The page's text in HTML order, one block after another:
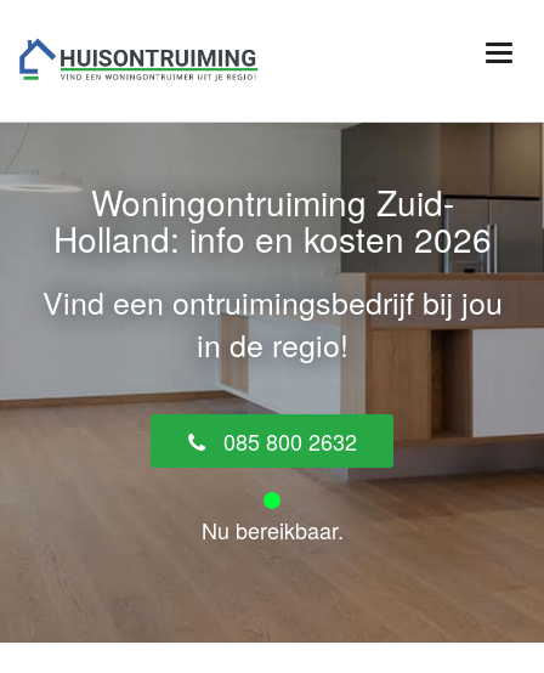
Woningontruiming Zuid-
Holland: info en kosten 2026
Vind een ontruimingsbedrijf bij jou
in de regio!
085 800 2632
Nu bereikbaar.